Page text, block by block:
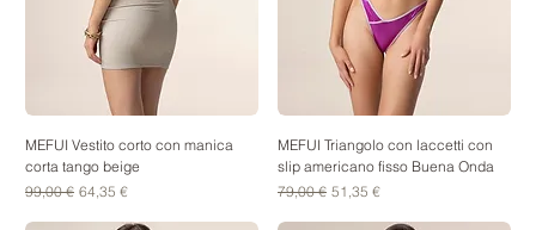
MEFUI Vestito corto con manica
corta tango beige
Prezzo regolare
99,00 € Prezzo scontato
64,35 €
MEFUI Triangolo con laccetti con
slip americano fisso Buena Onda
Prezzo regolare
79,00 € Prezzo scontato
51,35 €